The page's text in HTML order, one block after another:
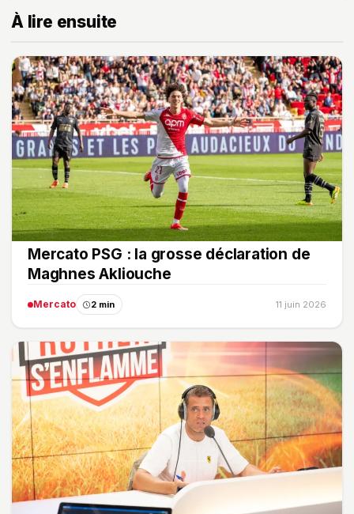
À lire ensuite
Mercato PSG : la grosse déclaration de
Maghnes Akliouche
Mercato 2 min 11 juin 2026